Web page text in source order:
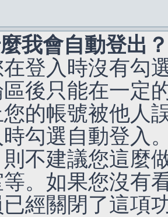
我會自動登出？
在登入時沒有勾
區後只能在一定
的帳號被他人
勾選自動登入
不建議您這麼
。如果您沒有
經關閉了這項